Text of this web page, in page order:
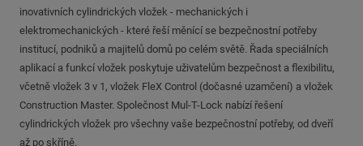
inovativních cylindrických vložek - mechanických i
elektromechanických - které řeší měnící se bezpečnostní potřeby
institucí, podniků a majitelů domů po celém světě. Řada speciálních
aplikací a funkcí vložek poskytuje uživatelům bezpečnost a flexibilitu,
včetně vložek 3 v 1, vložek FleX Control (dočasné uzamčení) a vložek
Construction Master. Společnost Mul-T-Lock nabízí řešení
cylindrických vložek pro všechny vaše bezpečnostní potřeby, od dveří
až po skříně.